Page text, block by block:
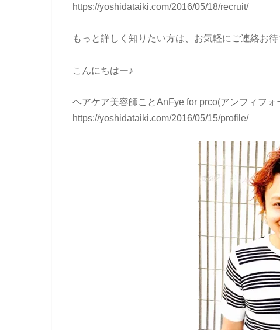
https://yoshidataiki.com/2016/05/18/recruit/
もっと詳しく知りたい方は、お気軽にご連絡お待
こんにちはー♪
ヘアケア美容師ことAnFye for prco(アンフィフ
https://yoshidataiki.com/2016/05/15/profile/